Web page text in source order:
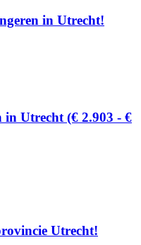
in Utrecht!
Utrecht (€ 2.903 - €
Utrecht!